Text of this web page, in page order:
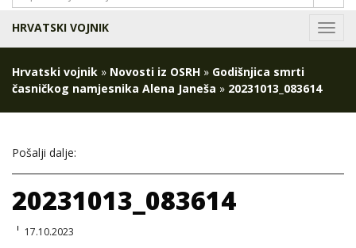
HRVATSKI VOJNIK
Hrvatski vojnik » Novosti iz OSRH » Godišnjica smrti
časničkog namjesnika Alena Janeša » 20231013_083614
Pošalji dalje:
20231013_083614
17.10.2023